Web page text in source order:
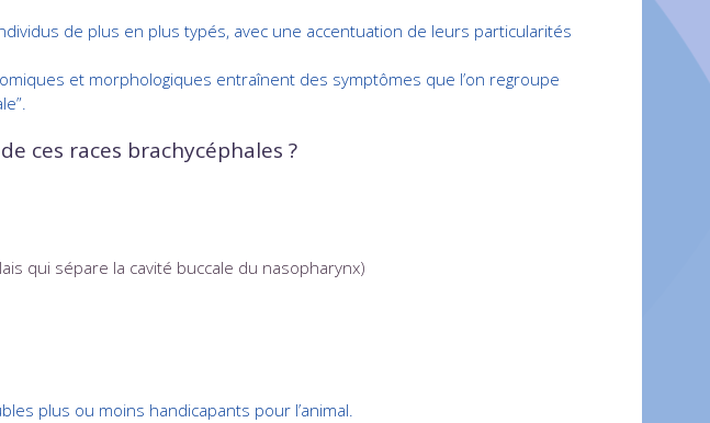
de plus en plus typés, avec une accentuation de leurs particularités
et morphologiques entraînent des symptômes que l’on regroupe
ces races brachycéphales ?
qui sépare la cavité buccale du nasopharynx)
plus ou moins handicapants pour l’animal.